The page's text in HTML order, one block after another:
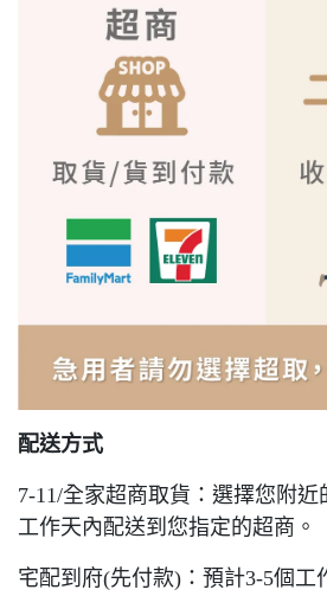
配送方式
7-11/全家超商取貨：選擇您附近
工作天內配送到您指定的超商。
宅配到府(先付款)：預計3-5個工